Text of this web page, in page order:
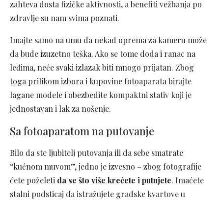
zahteva dosta fizičke aktivnosti, a benefiti vežbanja po
zdravlje su nam svima poznati.
Imajte samo na umu da nekad oprema za kameru može
da bude izuzetno teška. Ako se tome doda i ranac na
leđima, neće svaki izlazak biti mnogo prijatan. Zbog
toga prilikom izbora i kupovine fotoaparata birajte
lagane modele i obezbedite kompaktni stativ koji je
jednostavan i lak za nošenje.
Sa fotoaparatom na putovanje
Bilo da ste ljubitelj putovanja ili da sebe smatrate
“kućnom muvom”, jedno je izvesno – zbog fotografije
ćete poželeti da se što više krećete i putujete. Imaćete
stalni podsticaj da istražujete gradske kvartove u